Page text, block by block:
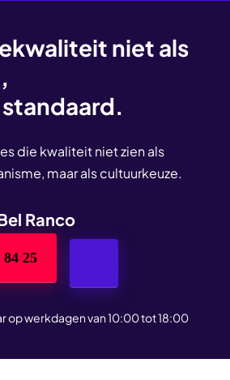
niet als
standaard.
die kwaliteit niet zien als
maar als cultuurkeuze.
Ranco
84 25
op werkdagen van 10:00 tot 18:00